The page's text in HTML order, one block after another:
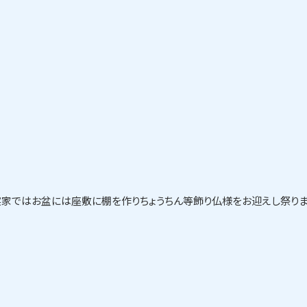
ではお盆には座敷に棚を作りちょうちん等飾り仏様をお迎えし祭りま